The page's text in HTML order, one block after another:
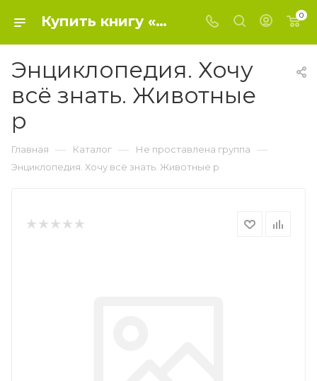
Купить книгу «Энциклопедия. Хочу всё знать. Животные р» 0, - Не проставлена группа 0
Энциклопедия. Хочу
всё знать. Животные
р
Главная — Каталог — Не проставлена группа —
Энциклопедия. Хочу всё знать. Животные р